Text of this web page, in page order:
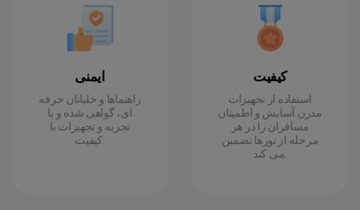
ایمنی
راهنماها و خلبانان حرفه
ای، گواهی شده و با
تجربه و تجهیزات با
کیفیت.
کیفیت
استفاده از تجهیزات
مدرن آسایش و اطمینان
مسافران را در هر
مرحله از تورها تضمین
می کند.